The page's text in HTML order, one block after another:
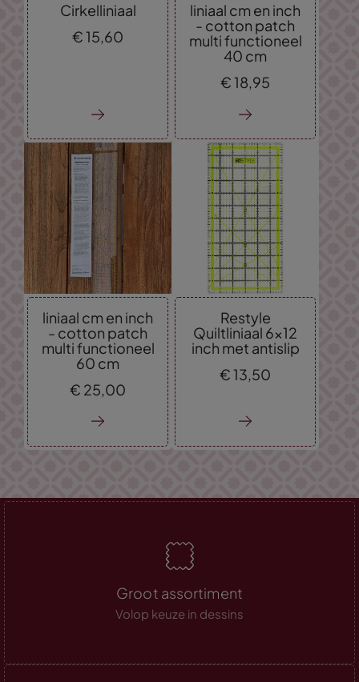
Cirkelliniaal
€15,60
liniaal cm en inch
- cotton patch
multi functioneel
40 cm
€18,95
liniaal cm en inch
- cotton patch
multi functioneel
60 cm
€ 25, 00
Restyle
Quiltliniaal 6x12
inch met antislip
€13, 50
Groot assortiment
Volop keuze in dessins